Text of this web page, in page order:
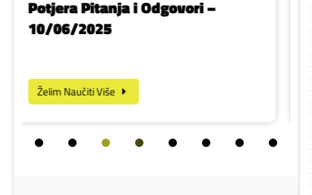
Potjera Pitanja i Odgovori –
09/06/2025
Želim Naučiti Više